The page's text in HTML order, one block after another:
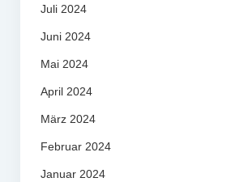
Juli 2024
Juni 2024
Mai 2024
April 2024
März 2024
Februar 2024
Januar 2024